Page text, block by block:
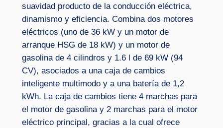
suavidad producto de la conducción eléctrica,
dinamismo y eficiencia. Combina dos motores
eléctricos (uno de 36 kW y un motor de
arranque HSG de 18 kW) y un motor de
gasolina de 4 cilindros y 1.6 l de 69 kW (94
CV), asociados a una caja de cambios
inteligente multimodo y a una batería de 1,2
kWh. La caja de cambios tiene 4 marchas para
el motor de gasolina y 2 marchas para el motor
eléctrico principal, gracias a la cual ofrece